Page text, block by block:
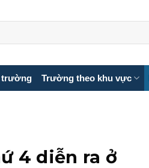
trường Trường theo khu vực
4 diễn ra ở